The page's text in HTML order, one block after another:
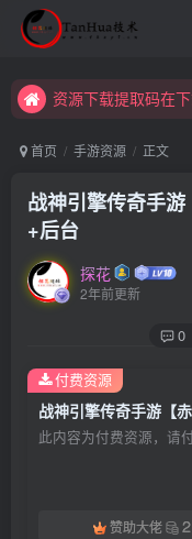
资源下载提取码在
资源下载提取码在
首页 手游资源 正文
战神引擎传奇手
+后台
探花
2年前更新
0
战神引擎传奇手游【
此内容为付费资源，请
赞助大佬
2
付费资源